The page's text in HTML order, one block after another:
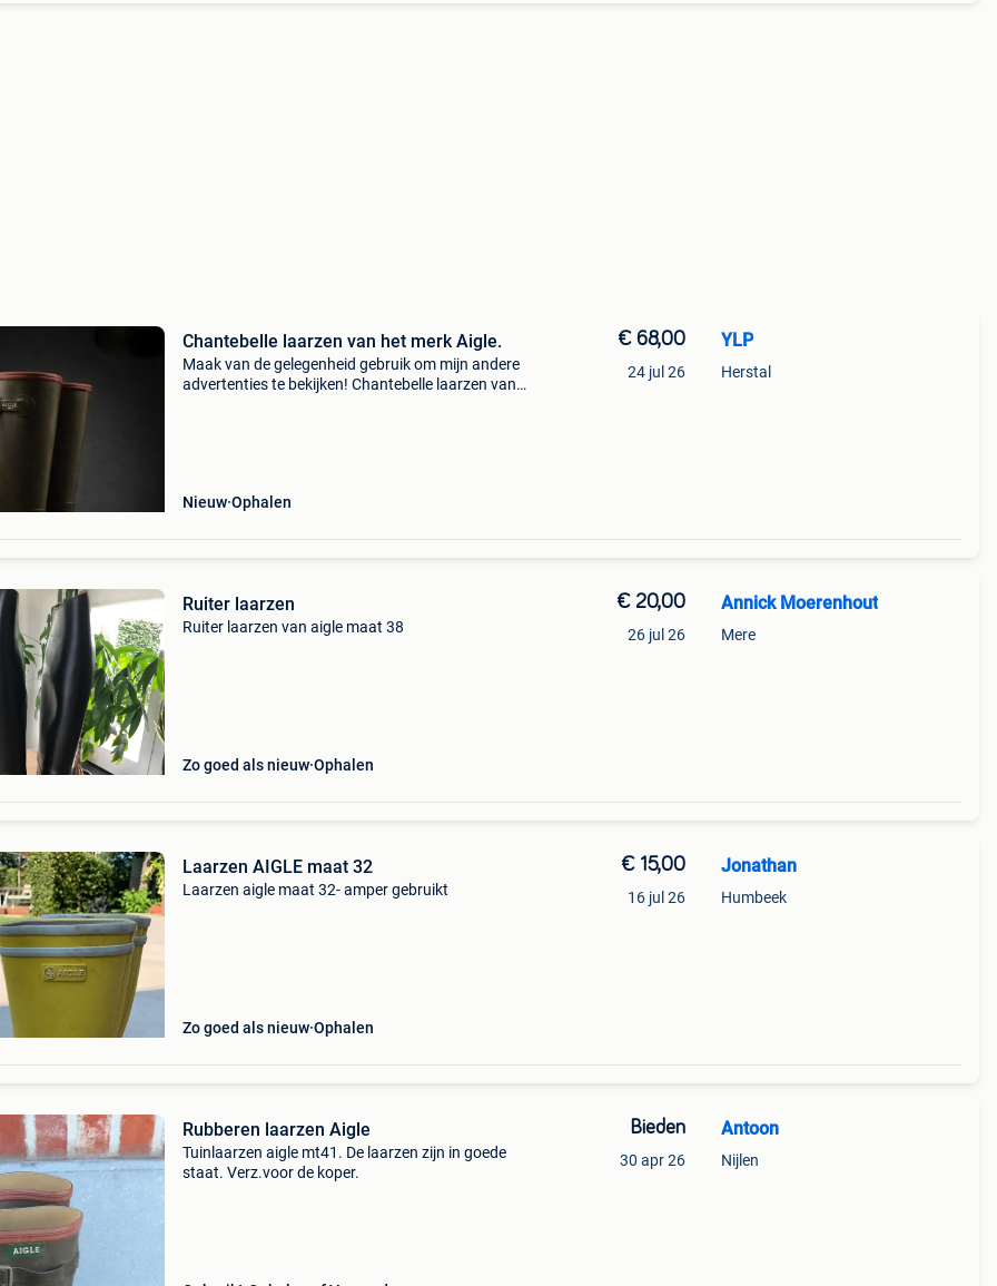
Chantebelle laarzen van het merk Aigle.
Maak van de gelegenheid gebruik om mijn andere
advertenties te bekijken! Chantebelle laarzen van
Nieuw Ophalen
€ 68,00
24 jul 26
YLP
Herstal
Ruiter laarzen
Ruiter laarzen van aigle maat 38
Zo goed als nieuw Ophalen
€ 20,00
26 jul 26
Annick Moerenhout
Mere
Laarzen AIGLE maat 32
Laarzen aigle maat 32- amper gebruikt
Zo goed als nieuw Ophalen
€ 15,00
16 jul 26
Jonathan
Humbeek
Rubberen laarzen Aigle
Tuinlaarzen aigle mt41. De laarzen zijn in goede
staat. Verz.voor de koper.
Bieden
30 apr 26
Antoon
Nijlen